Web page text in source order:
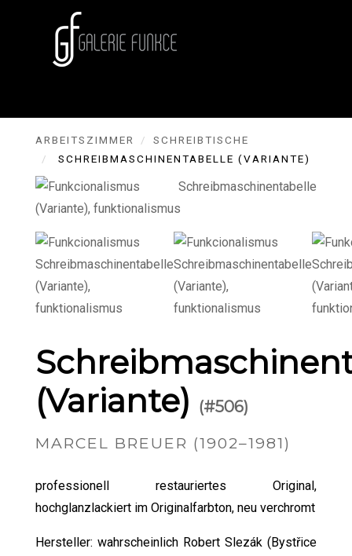
ARBEITSZIMMER
SCHREIBTISCHE
SCHREIBMASCHINENTABELLE (VARIANTE)
(Variante) (#506)
MARCEL BREUER (1902–1981)
professionell restauriertes Original,
hochglanzlackiert im Originalfarbton, neu verchromt
Hersteller: wahrscheinlich Robert Slezák (Bystřice